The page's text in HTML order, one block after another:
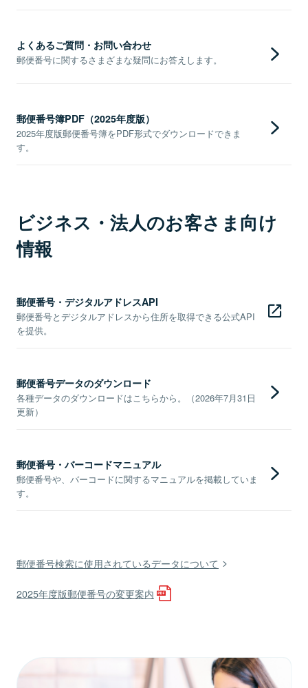
よくあるご質問・お問い合わせ
郵便番号に関するさまざまな疑問にお答えします。
郵便番号簿PDF（2025年度版）
2025年度版郵便番号簿をPDF形式でダウンロードできま
す。
ビジネス・法人のお客さま向け
情報
郵便番号・デジタルアドレスAPI
郵便番号とデジタルアドレスから住所を取得できる公式API
を提供。
郵便番号データのダウンロード
各種データのダウンロードはこちらから。（2026年7月31日
更新）
郵便番号・バーコードマニュアル
郵便番号や、バーコードに関するマニュアルを掲載していま
す。
郵便番号検索に使用されているデータについて
2025年度版郵便番号の変更案内